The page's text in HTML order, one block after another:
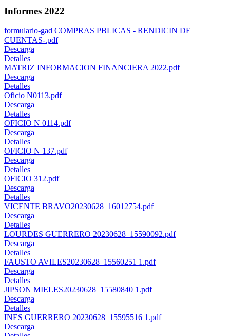
Informes 2022
formulario-gad COMPRAS PBLICAS - RENDICIN DE
CUENTAS-.pdf
Descarga
Detalles
MATRIZ INFORMACION FINANCIERA 2022.pdf
Descarga
Detalles
Oficio N0113.pdf
Descarga
Detalles
OFICIO N 0114.pdf
Descarga
Detalles
OFICIO N 137.pdf
Descarga
Detalles
OFICIO 312.pdf
Descarga
Detalles
VICENTE BRAVO20230628_16012754.pdf
Descarga
Detalles
LOURDES GUERRERO 20230628_15590092.pdf
Descarga
Detalles
FAUSTO AVILES20230628_15560251 1.pdf
Descarga
Detalles
JIPSON MIELES20230628_15580840 1.pdf
Descarga
Detalles
INES GUERRERO 20230628_15595516 1.pdf
Descarga